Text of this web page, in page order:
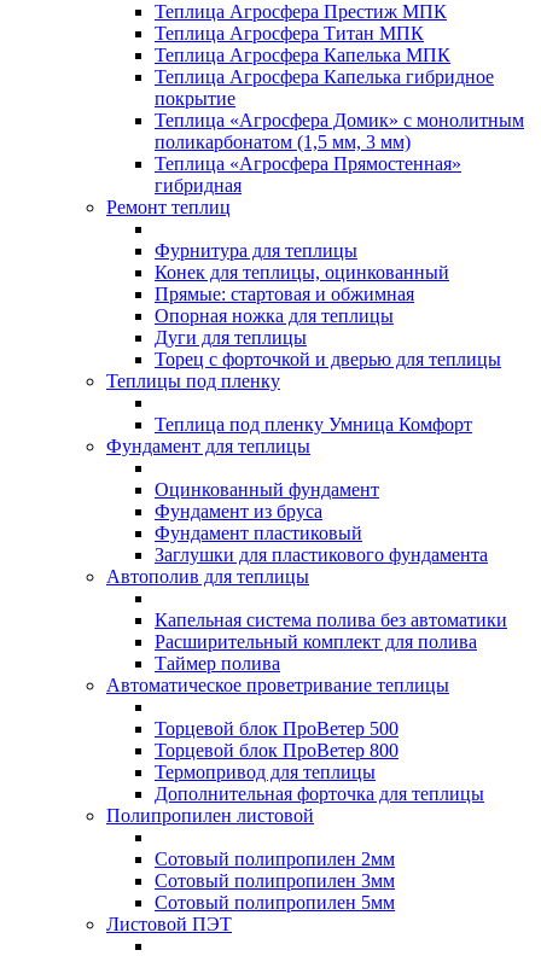
Теплица Агросфера Престиж МПК
Теплица Агросфера Титан МПК
Теплица Агросфера Капелька МПК
Теплица Агросфера Капелька гибридное
покрытие
Теплица «Агросфера Домик» с монолитным
поликарбонатом (1,5 мм, 3 мм)
Теплица «Агросфера Прямостенная»
гибридная
Ремонт теплиц
Фурнитура для теплицы
Конек для теплицы, оцинкованный
Прямые: стартовая и обжимная
Опорная ножка для теплицы
Дуги для теплицы
Торец с форточкой и дверью для теплицы
Теплицы под пленку
Теплица под пленку Умница Комфорт
Фундамент для теплицы
Оцинкованный фундамент
Фундамент из бруса
Фундамент пластиковый
Заглушки для пластикового фундамента
Автополив для теплицы
Капельная система полива без автоматики
Расширительный комплект для полива
Таймер полива
Автоматическое проветривание теплицы
Торцевой блок ПроВетер 500
Торцевой блок ПроВетер 800
Термопривод для теплицы
Дополнительная форточка для теплицы
Полипропилен листовой
Сотовый полипропилен 2мм
Сотовый полипропилен 3мм
Сотовый полипропилен 5мм
Листовой ПЭТ